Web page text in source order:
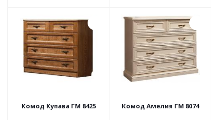
Комод Купава ГМ 8425 Комод Амелия ГМ 8074